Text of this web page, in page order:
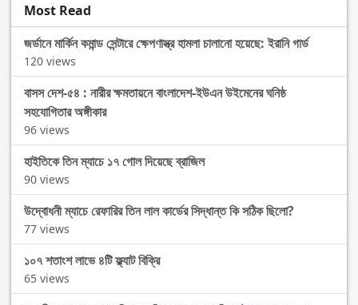
Most Read
জর্ডানে মার্কিন কমান্ড সেন্টারে ক্ষেপণাস্ত্র হামলা চালানো হয়েছে: ইরানি গার্ড
120 views
বাসস দেশ-৫৪ : নারীর ক্ষমতায়নে বাংলাদেশ-ইউএন উইমেনের ঘনিষ্ঠ
সহযোগিতার অঙ্গীকার
96 views
হাইতিকে তিন ম্যাচে ১৭ গোল দিয়েছে ব্রাজিল
90 views
উদ্বোধনী ম্যাচে রেফারির তিন লাল কার্ডের সিদ্ধান্ত কি সঠিক ছিলো?
77 views
১০৭ শতাংশ লাভে ৪টি ফ্ল্যাট বিক্রি
65 views